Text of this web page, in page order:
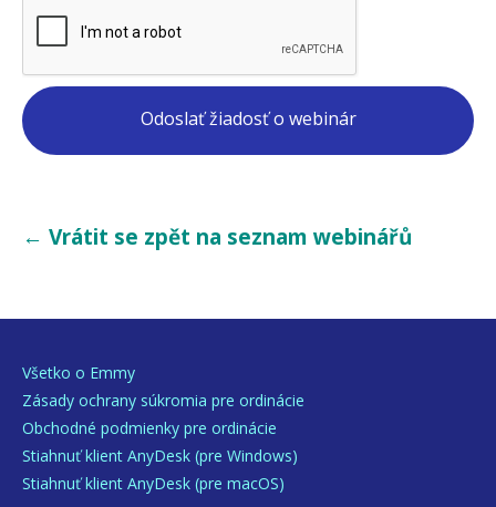
← Vrátit se zpět na seznam webinářů
Všetko o Emmy
Zásady ochrany súkromia pre ordinácie
Obchodné podmienky pre ordinácie
Stiahnuť klient AnyDesk (pre Windows)
Stiahnuť klient AnyDesk (pre macOS)